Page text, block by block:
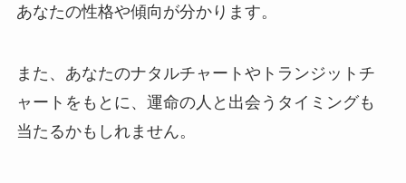
あなたの性格や傾向が分かります。
また、あなたのナタルチャートやトランジットチ
ャートをもとに、運命の人と出会うタイミングも
当たるかもしれません。